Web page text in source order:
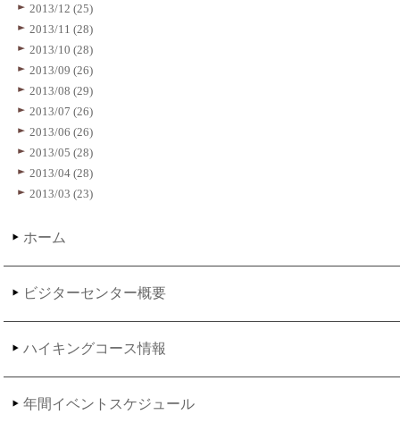
2013/12 (25)
2013/11 (28)
2013/10 (28)
2013/09 (26)
2013/08 (29)
2013/07 (26)
2013/06 (26)
2013/05 (28)
2013/04 (28)
2013/03 (23)
ホーム
ビジターセンター概要
ハイキングコース情報
年間イベントスケジュール